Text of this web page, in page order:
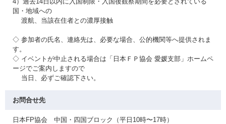
国・地域への
渡航、当該在住者との濃厚接触
◇ 参加者の氏名、連絡先は、必要な場合、公的機関等へ提供されま
す。
◇ イベントが中止される場合は「日本ＦＰ協会 愛媛支部」ホームペ
ージでご案内しますので
当日、必ずご確認下さい。
お問合せ先
日本FP協会 中国・四国ブロック（平日10時〜17時）